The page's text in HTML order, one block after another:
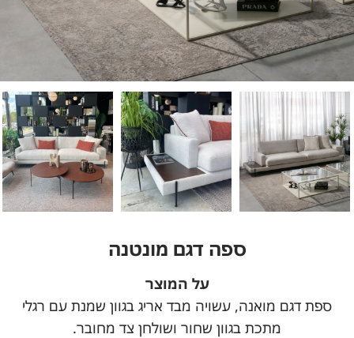
ספה דגם מונטנה
על המוצר
ספת דגם מואנה, עשויה מבד אריג בגוון שמנת עם רגלי
מתכת בגוון שחור ושולחן צד מחובר.